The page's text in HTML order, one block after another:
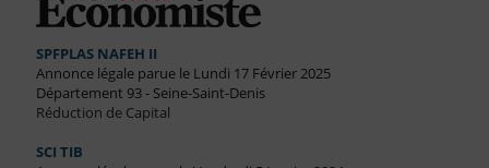
SPFPLAS NAFEH II
Annonce légale parue le Lundi 17 Février 2025
Département 93 - Seine-Saint-Denis
Réduction de Capital
SCI TIB